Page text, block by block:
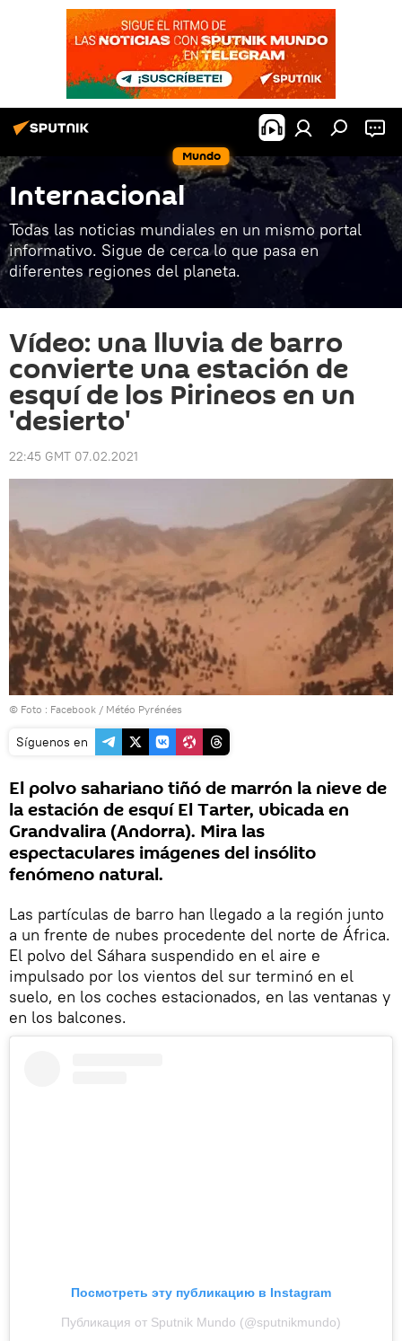
Mundo
Internacional
Todas las noticias mundiales en un mismo portal
informativo. Sigue de cerca lo que pasa en
diferentes regiones del planeta.
Vídeo: una lluvia de barro
convierte una estación de
esquí de los Pirineos en un
'desierto'
22:45 GMT 07.02.2021
© Foto : Facebook / Météo Pyrénées
Síguenos en
El polvo sahariano tiñó de marrón la nieve de
la estación de esquí El Tarter, ubicada en
Grandvalira (Andorra). Mira las
espectaculares imágenes del insólito
fenómeno natural.
Las partículas de barro han llegado a la región junto
a un frente de nubes procedente del norte de África.
El polvo del Sáhara suspendido en el aire e
impulsado por los vientos del sur terminó en el
suelo, en los coches estacionados, en las ventanas y
en los balcones.
Посмотреть эту публикацию в Instagram
Публикация от Sputnik Mundo (@sputnikmundo)